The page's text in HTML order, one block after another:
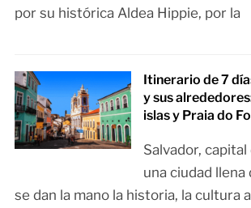
por su histórica Aldea Hippie, por la
Itinerario de 7
y sus
islas y Praia do
Salvador, capital
una ciudad llena
se dan la mano la historia, la cultura